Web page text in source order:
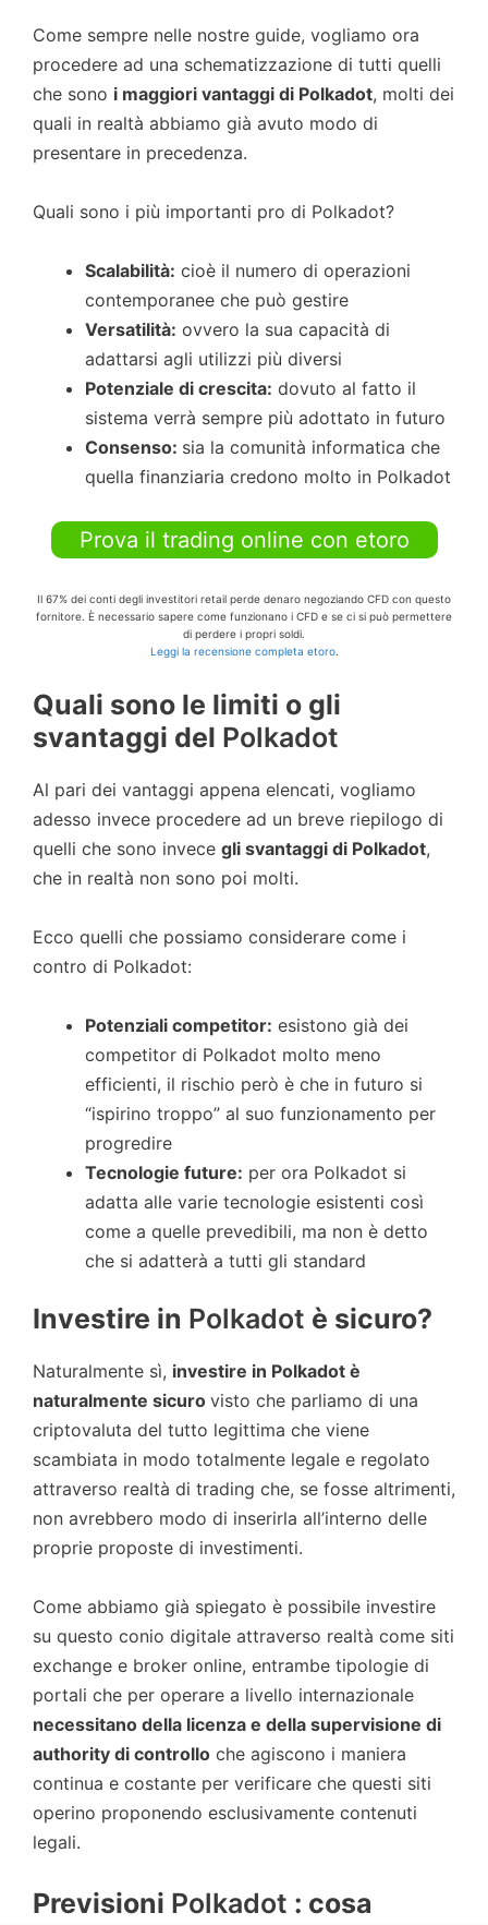
Come sempre nelle nostre guide, vogliamo ora
procedere ad una schematizzazione di tutti quelli
che sono i maggiori vantaggi di Polkadot, molti dei
quali in realtà abbiamo già avuto modo di
presentare in precedenza.
Quali sono i più importanti pro di Polkadot?
Scalabilità: cioè il numero di operazioni
contemporanee che può gestire
Versatilità: ovvero la sua capacità di
adattarsi agli utilizzi più diversi
Potenziale di crescita: dovuto al fatto il
sistema verrà sempre più adottato in futuro
Consenso: sia la comunità informatica che
quella finanziaria credono molto in Polkadot
Prova il trading online con etoro
Il 67% dei conti degli investitori retail perde denaro negoziando CFD con questo
fornitore. È necessario sapere come funzionano i CFD e se ci si può permettere
di perdere i propri soldi.
Leggi la recensione completa etoro.
Quali sono le limiti o gli
svantaggi del Polkadot
Al pari dei vantaggi appena elencati, vogliamo
adesso invece procedere ad un breve riepilogo di
quelli che sono invece gli svantaggi di Polkadot,
che in realtà non sono poi molti.
Ecco quelli che possiamo considerare come i
contro di Polkadot:
Potenziali competitor: esistono già dei
competitor di Polkadot molto meno
efficienti, il rischio però è che in futuro si
“ispirino troppo” al suo funzionamento per
progredire
Tecnologie future: per ora Polkadot si
adatta alle varie tecnologie esistenti così
come a quelle prevedibili, ma non è detto
che si adatterà a tutti gli standard
Investire in Polkadot è sicuro?
Naturalmente sì, investire in Polkadot è
naturalmente sicuro visto che parliamo di una
criptovaluta del tutto legittima che viene
scambiata in modo totalmente legale e regolato
attraverso realtà di trading che, se fosse altrimenti,
non avrebbero modo di inserirla all’interno delle
proprie proposte di investimenti.
Come abbiamo già spiegato è possibile investire
su questo conio digitale attraverso realtà come siti
exchange e broker online, entrambe tipologie di
portali che per operare a livello internazionale
necessitano della licenza e della supervisione di
authority di controllo che agiscono i maniera
continua e costante per verificare che questi siti
operino proponendo esclusivamente contenuti
legali.
Previsioni Polkadot : cosa